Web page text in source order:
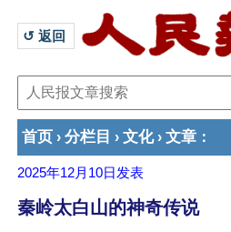
↺ 返回
首页 › 分栏目 › 文化› 文章 ：
2025年12月10日 发表
秦岭太白山的神奇传说